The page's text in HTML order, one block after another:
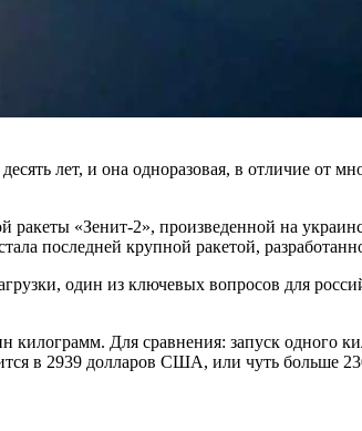
лет, и она одноразовая, в отличие от
ракеты «Зенит-2», произведенной на
последней крупной ракетой,
один из ключевых вопросов для
Для сравнения: запуск одного
в 2939 долларов США, или чуть больше